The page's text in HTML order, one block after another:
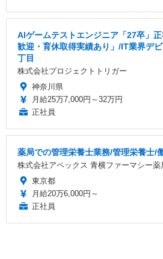
AIゲームテストエンジニア「27卒」
歓迎・育休取得実績あり」/IT業界デ
丁目
株式会社プロジェクトトリガー
神奈川県
月給25万7,000円～32万円
正社員
薬局での管理栄養士業務/管理栄養士/
株式会社アペックス 青横ファーマシー薬
東京都
月給20万6,000円～
正社員